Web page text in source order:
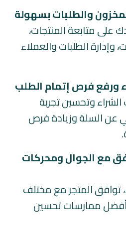
والطلبات بسهولة
على متابعة المنتجات،
وإدارة الطلبات والعملاء
ورفع فرص إتمام الطلب
وتحسين تجربة
عن السلة وزيادة فرص
مع الجوال ومحركات
توافق المتجر مع مختلف
أفضل ممارسات تحسين